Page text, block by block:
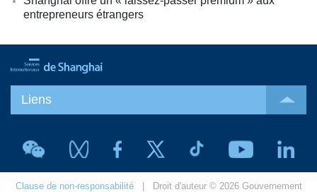
entrepreneurs étrangers
Liens
Clause de non-responsabilité| Droit d'auteur © 2026 Gouvernement